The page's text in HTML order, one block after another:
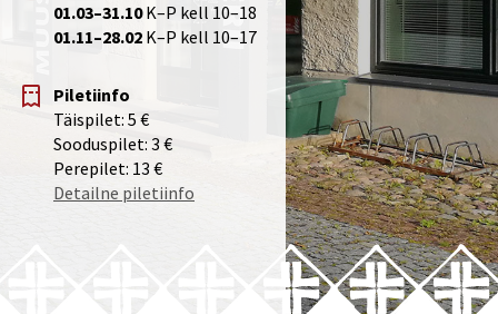
01.03–31.10K–P kell 10–18
01.11–28.02 K–P kell 10–17
Piletiinfo
Täispilet: 5 €
Sooduspilet: 3 €
Perepilet: 13 €
Detailne piletiinfo